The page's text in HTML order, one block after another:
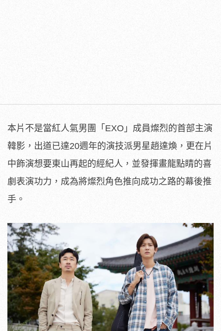
本片不是當紅人氣男團「EXO」成員燦烈的首部主演
韓影，出道已達20週年的演技派男星趙達煥，更在片
中飾演想要東山再起的經紀人，並發揮畫龍點睛的喜
劇表演功力，成為將燦烈角色推向成功之路的幕後推
手。